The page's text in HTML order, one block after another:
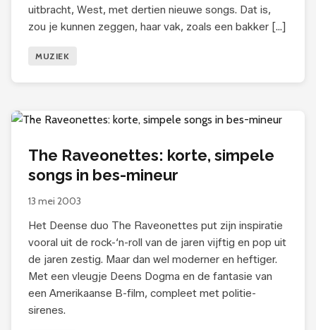
uitbracht, West, met dertien nieuwe songs. Dat is,
zou je kunnen zeggen, haar vak, zoals een bakker […]
MUZIEK
The Raveonettes: korte, simpele
songs in bes-mineur
13 mei 2003
Het Deense duo The Raveonettes put zijn inspiratie
vooral uit de rock-‘n-roll van de jaren vijftig en pop uit
de jaren zestig. Maar dan wel moderner en heftiger.
Met een vleugje Deens Dogma en de fantasie van
een Amerikaanse B-film, compleet met politie-
sirenes.